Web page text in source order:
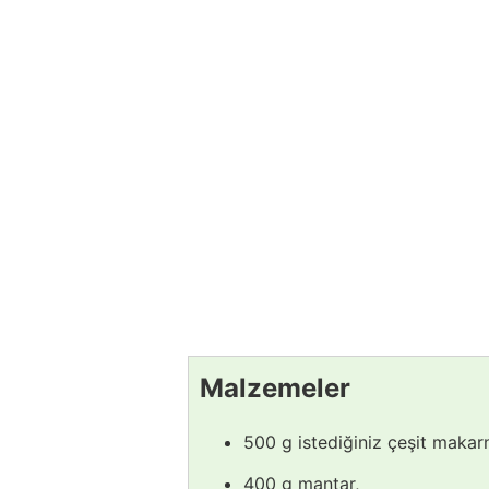
Malzemeler
500 g istediğiniz çeşit
400 g mantar,